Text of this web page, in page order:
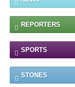
REPORTERS
SPORTS
STONES